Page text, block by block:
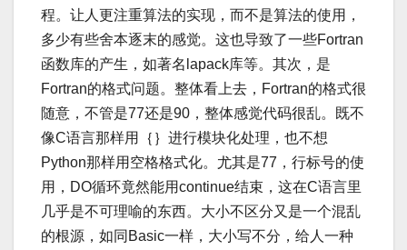
程。让人更注重算法的实现，而不是算法的使用，
多少有些舍本逐末的感觉。这也导致了一些Fortran
函数库的产生，如著名lapack库等。其次，是
Fortran的格式问题。整体看上去，Fortran的格式很
随意，不管是77还是90，整体感觉代码很乱。既不
像C语言那样用｛｝进行模块化处理，也不想
Python那样用空格格式化。尤其是77，行标号的使
用，DO循环竟然能用continue结束，这在C语言里
几乎是不可理喻的东西。大小不区分又是一个混乱
的根源，如同Basic一样，大小写不分，给人一种